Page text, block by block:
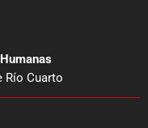
Río Cuarto